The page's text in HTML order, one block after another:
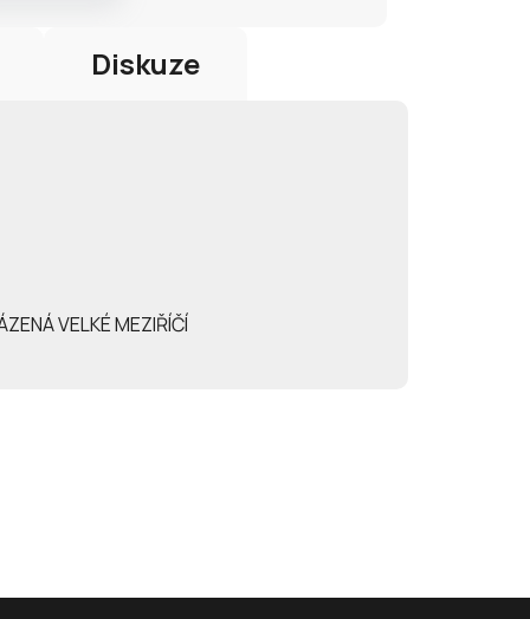
Diskuze
VELKÉ MEZIŘÍČÍ